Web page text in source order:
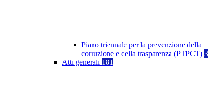
Piano triennale per la prevenzione della
corruzione e della trasparenza (PTPCT) 3
Atti generali 181